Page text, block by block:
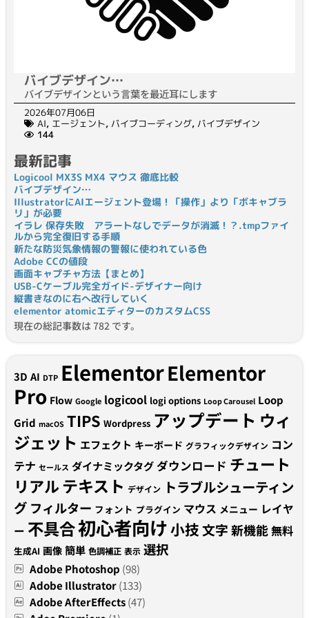
バイブデザイン…
バイブデザインという言葉を最近耳にします
2026年07月06日
AI, エージェント, バイブコーディング, バイブデザイン
144
最新記事
Logicool MX3S MX4 マウス 徹底比較
バイブデザイン…
IllustratorにAIエージェント登場！「操作」より「ボキャブラ
リ」が必要
イラレ 保存失敗 アラートなしでデータが消滅！？.tmpファイ
ルから完全復旧する手順
新たな防災気象情報の警報に使われている色
Adobe CCの値段
画面キャプチャ方法【まとめ】
USB-Cケーブル完全ガイド-デザイナー向け
縦書きなのに右へ改行していく
elementor atomicエディターのカスタムCSS
現在の総記事数は 782 です。
3D AI DTP ElementorElementor
Pro Flow Google logicool logi options Loop Carousel Loop
Grid macOS TIPS Wordpress アップデート ウィ
ジェット エフェクト キーボード グラフィックデザイン コン
テナ セールス ダイナミックタグダウンロード チュート
リアルテキスト デザイン トラブルシューティン
グ フィルター フォント プラグイン マウス メニュー レイヤ
ー 不具合初心者向け小技文字新機能無料
生成AI 画像 簡単 色調補正 表示 選択
Adobe Photoshop (98)
Adobe Illustrator(133)
Adobe AfterEffects(47)